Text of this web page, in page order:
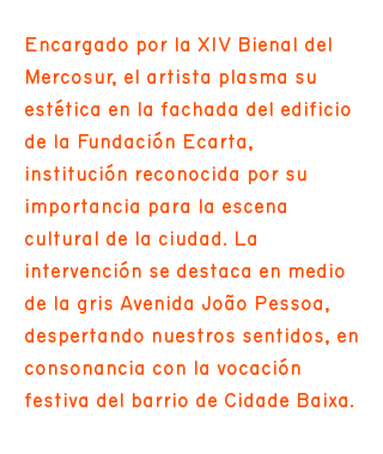
Encargado por la XIV Bienal del
Mercosur, el artista plasma su
estética en la fachada del edificio
de la Fundación Ecarta,
institución reconocida por su
importancia para la escena
cultural de la ciudad. La
intervención se destaca en medio
de la gris Avenida João Pessoa,
despertando nuestros sentidos, en
consonancia con la vocación
festiva del barrio de Cidade Baixa.